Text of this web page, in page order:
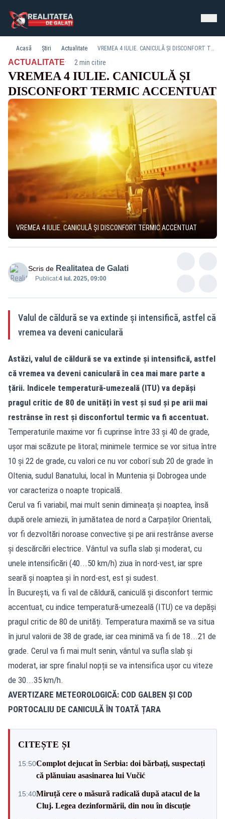
Acasă Știri Actualitate VREMEA 4 IULIE. CANICULĂ ȘI DISCONFORT TERMIC ACCENTUAT
ACTUALITATE· 2 min citire
VREMEA 4 IULIE. CANICULĂ ȘI
DISCONFORT TERMIC ACCENTUAT
VREMEA 4 IULIE. CANICULĂ ȘI DISCONFORT TERMIC ACCENTUAT
Scris de Realitatea de Galati
Publicat:4 iul. 2025, 09:00
Valul de căldură se va extinde și intensifică, astfel că
vremea va deveni caniculară
Astăzi, valul de căldură se va extinde și intensifică, astfel
că vremea va deveni caniculară în cea mai mare parte a
țării. Indicele temperatură-umezeală (ITU) va depăși
pragul critic de 80 de unități în vest și sud și pe arii mai
restrânse în rest și disconfortul termic va fi accentuat.
Temperaturile maxime vor fi cuprinse între 33 și 40 de grade,
ușor mai scăzute pe litoral; minimele termice se vor situa între
10 și 22 de grade, cu valori ce nu vor coborî sub 20 de grade în
Oltenia, sudul Banatului, local în Muntenia și Dobrogea unde
vor caracteriza o noapte tropicală.
Cerul va fi variabil, mai mult senin dimineața și noaptea, însă
după orele amiezii, în jumătatea de nord a Carpaților Orientali,
vor fi dezvoltări noroase convective și pe arii restrânse averse
și descărcări electrice. Vântul va sufla slab și moderat, cu
unele intensificări (40...50 km/h) ziua în nord-vest, iar spre
seară și noaptea și în nord-est, est și sudest.
În București, va fi val de căldură, caniculă și disconfort termic
accentuat, cu indice temperatură-umezeală (ITU) ce va depăși
pragul critic de 80 de unități. Temperatura maximă se va situa
în jurul valorii de 38 de grade, iar cea minimă va fi de 18...21 de
grade. Cerul va fi mai mult senin, vântul va sufla slab și
moderat, iar spre finalul nopții se va intensifica ușor cu viteze
de 30...35 km/h.
AVERTIZARE METEOROLOGICĂ: COD GALBEN ȘI COD
PORTOCALIU DE CANICULĂ ÎN TOATĂ ȚARA
CITEȘTE ȘI
15:50Complot dejucat în Serbia: doi bărbați, suspectați
că plănuiau asasinarea lui Vučić
15:40Miruță cere o măsură radicală după atacul de la
Cluj. Legea dezinformării, din nou în discuție